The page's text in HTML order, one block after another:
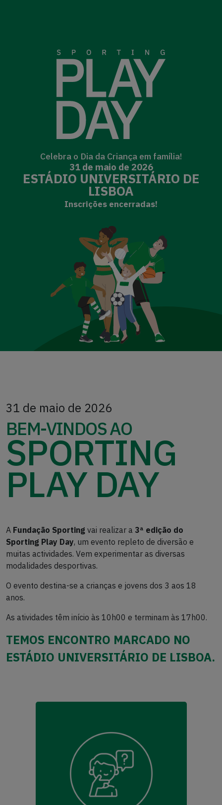
Celebra o Dia da Criança em família!
31 de maio de 2026
ESTÁDIO UNIVERSITÁRIO DE
LISBOA
Inscrições encerradas!
31 de maio de 2026
BEM-VINDOS AO
SPORTING
PLAY DAY
A Fundação Sporting vai realizar a 3ª edição do
Sporting Play Day, um evento repleto de diversão e
muitas actividades. Vem experimentar as diversas
modalidades desportivas.
O evento destina-se a crianças e jovens dos 3 aos 18
anos.
As atividades têm início às 10h00 e terminam às 17h00.
TEMOS ENCONTRO MARCADO NO
ESTÁDIO UNIVERSITÁRIO DE LISBOA.